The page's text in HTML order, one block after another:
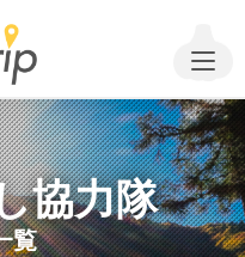
協力隊
覧